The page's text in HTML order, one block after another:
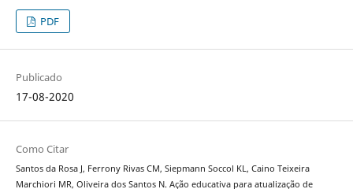
PDF
Publicado
17-08-2020
Como Citar
Santos da Rosa J, Ferrony Rivas CM, Siepmann Soccol KL, Caino Teixeira
Marchiori MR, Oliveira dos Santos N. Ação educativa para atualização de